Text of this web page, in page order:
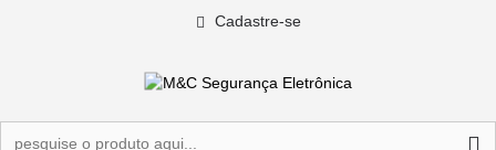
Cadastre-se